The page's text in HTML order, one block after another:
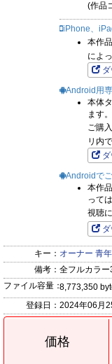
(作品
iPhone、
本作
によ
Android用
本体
ます。
ご購
リ内
Androidで
本作
って
視聴
キー： オーナー 青年
備考： 全フルカラー
ファイル容量：8,773,350
登録日： 2024年06月
価格